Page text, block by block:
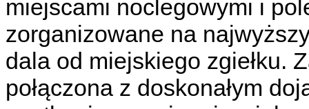
miejscami noclegowymi i
zorganizowane na
dala od miejskiego zgiełku.
połączona z doskonałym